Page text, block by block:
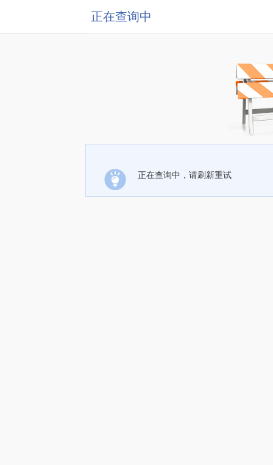
正在查询中
正在查询中，请刷新重试